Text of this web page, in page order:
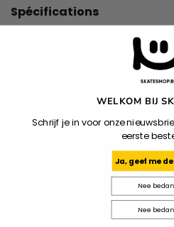
Spécifications
WELKOM BIJ
Schrijf je in voor onze
eerste
Ja, geef me
Nee
Nee